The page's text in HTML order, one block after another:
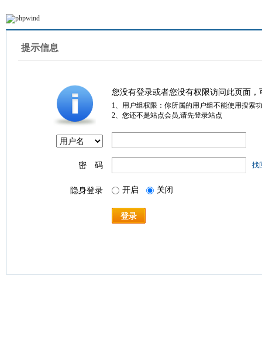
提示信息
您没有登录或者您没有权限访问此页面
1、用户组权限：你所属的用户组不能使用搜索
2、您还不是站点会员,请先登录站点
密 码 找
隐身登录 开启 关闭
登录